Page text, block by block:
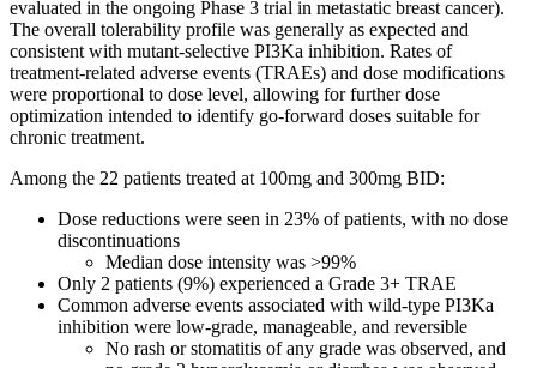
evaluated in the ongoing Phase 3 trial in metastatic breast cancer).
The overall tolerability profile was generally as expected and
consistent with mutant-selective PI3Ka inhibition. Rates of
treatment-related adverse events (TRAEs) and dose modifications
were proportional to dose level, allowing for further dose
optimization intended to identify go-forward doses suitable for
chronic treatment.
Among the 22 patients treated at 100mg and 300mg BID:
Dose reductions were seen in 23% of patients, with no dose
discontinuations
Median dose intensity was >99%
Only 2 patients (9%) experienced a Grade 3+ TRAE
Common adverse events associated with wild-type PI3Ka
inhibition were low-grade, manageable, and reversible
No rash or stomatitis of any grade was observed, and